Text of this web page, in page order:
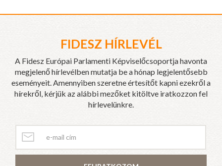
FIDESZ HÍRLEVÉL
A Fidesz Európai Parlamenti Képviselőcsoportja havonta
megjelenő hírlevélben mutatja be a hónap legjelentősebb
eseményeit. Amennyiben szeretne értesítőt kapni ezekről a
hírekről, kérjük az alábbi mezőket kitöltve iratkozzon fel
hírlevelünkre.